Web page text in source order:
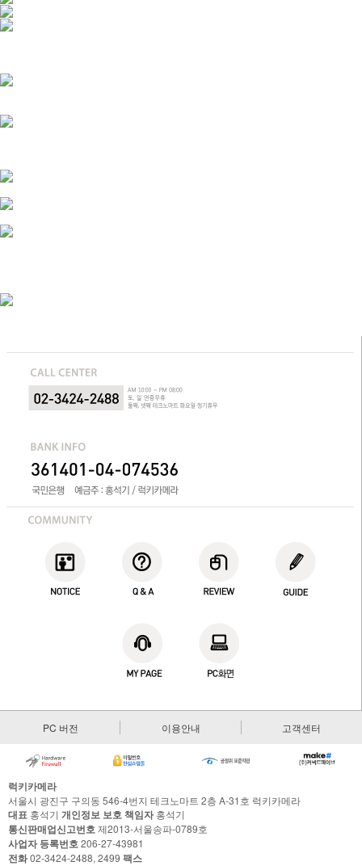
PC 버전 이용안내 고객센터
럭키카메라
서울시 광진구 구의동 546-4번지 테크노마트 2층 A-31호 럭키카메라
대표 홍석기 개인정보 보호 책임자홍석기
통신판매업신고번호제2013-서울송파-0789호
사업자 등록번호206-27-43981
전화02-3424-2488, 2499 팩스